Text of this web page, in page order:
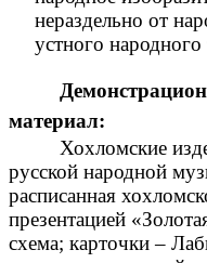
нераздельно от
устного народного
материал:
Хохломские
русской народной
расписанная
презентацией
схема; карточки –